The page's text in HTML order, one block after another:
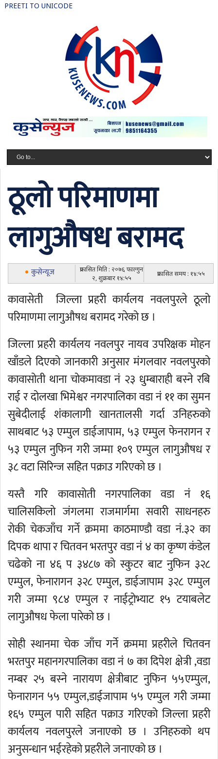
PREETI TO UNICODE
ठूलो परिमाणमा
लागुऔषध बरामद
कुसेन्यूज
प्रकासित मिति : २०७६ फाल्गुन
२, शुक्रबार १४:५५
प्रकासित समय : १४:५५
कावासेती जिल्ला प्रहरी कार्यलय नवलपुरले ठूलो
परिमाणमा लागुऔषध बरामद गरेको छ ।
जिल्ला प्रहरी कार्यलय नवलपुर नायव उपरिक्षक मोहन
खाँडले दिएको जानकारी अनुसार मंगलवार नवलपुरको
कावासोती थाना चोकमावडा नं २३ धुम्बाराही बस्ने रबि
राई र दोलखा भिमेश्वर नगरपालिका वडा नं ११ का सुमन
सुबेदीलाई शंकालागी खानतालसी गर्दा उनिहरुको
साथबाट ५३ एम्पुल डाईजापाम, ५३ एम्पुल फेनरागन र
५३ एम्पुल नुफिन गरी जम्मा १०९ एम्पुल लागुऔषध र
३८ वटा सिरिन्ज सहित पक्राउ गरिएको छ ।
यस्तै गरि कावासोती नगरपालिका वडा नं १६
चालिसकिलो जंगलमा राजमार्गमा सवारी साधनहरु
रोकी चेकजाँच गर्ने क्रममा काठमाण्डौ वडा नं.३२ का
दिपक थापा र चितवन भरतपुर वडा नं ४ का कृष्ण कंडेल
चढेको ना ४६ प ३४८७ को स्कुटर बाट नुफिन ३२८
एम्पुल, फेनारागन ३२८ एम्पुल, डाईजापाम ३२८ एम्पुल
गरी जम्मा ९८४ एम्पुल र नाईट्रोभ्याट १५ टयाबलेट
लागुऔषध फेला पारेको छ ।
सोही स्थानमा चेक जाँच गर्ने क्रममा प्रहरीले चितवन
भरतपुर महानगरपालिका वडा नं ७ का दिपेश क्षेत्री ,वडा
नम्बर २५ बस्ने नारायण क्षेत्रीबाट नुफिन ५५एम्पुल,
फेनारागन ५५ एम्पुल,डाईजापाम ५५ एम्पुल गरी जम्मा
१६५ एम्पुल पारी सहित पक्राउ गरिएको जिल्ला प्रहरी
कार्यलय नवलपुरले जनाएको छ । उनिहरुको थप
अनुसन्धान भईरहेको प्रहरीले जनाएको छ ।